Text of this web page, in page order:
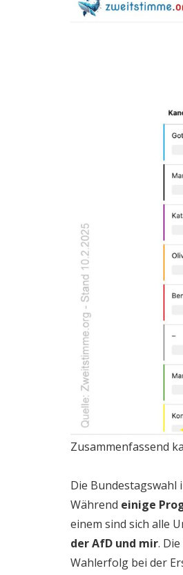
Zusammenfassend
Die Bundestagswahl
Während einige
einem sind sich alle
der AfD und mir.
Wahlerfolg bei der